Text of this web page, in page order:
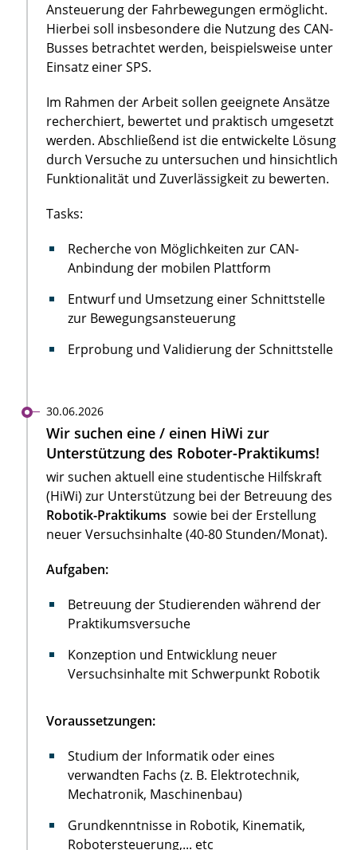
Ansteuerung der Fahrbewegungen ermöglicht.
Hierbei soll insbesondere die Nutzung des CAN-
Busses betrachtet werden, beispielsweise unter
Einsatz einer SPS.
Im Rahmen der Arbeit sollen geeignete Ansätze
recherchiert, bewertet und praktisch umgesetzt
werden. Abschließend ist die entwickelte Lösung
durch Versuche zu untersuchen und hinsichtlich
Funktionalität und Zuverlässigkeit zu bewerten.
Tasks:
Recherche von Möglichkeiten zur CAN-
Anbindung der mobilen Plattform
Entwurf und Umsetzung einer Schnittstelle
zur Bewegungsansteuerung
Erprobung und Validierung der Schnittstelle
30.06.2026
Wir suchen eine / einen HiWi zur
Unterstützung des Roboter-Praktikums!
wir suchen aktuell eine studentische Hilfskraft
(HiWi) zur Unterstützung bei der Betreuung des
Robotik-Praktikums sowie bei der Erstellung
neuer Versuchsinhalte (40-80 Stunden/Monat).
Aufgaben:
Betreuung der Studierenden während der
Praktikumsversuche
Konzeption und Entwicklung neuer
Versuchsinhalte mit Schwerpunkt Robotik
Voraussetzungen:
Studium der Informatik oder eines
verwandten Fachs (z. B. Elektrotechnik,
Mechatronik, Maschinenbau)
Grundkenntnisse in Robotik, Kinematik,
Robotersteuerung,... etc